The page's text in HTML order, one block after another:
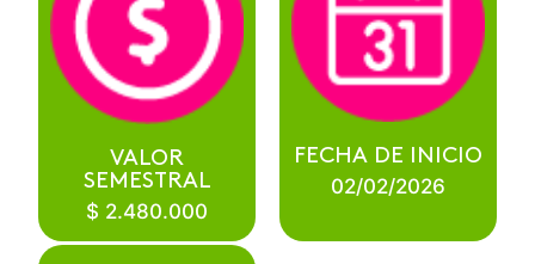
VALOR
SEMESTRAL
$ 2.480.000
FECHA DE INICIO
02/02/2026